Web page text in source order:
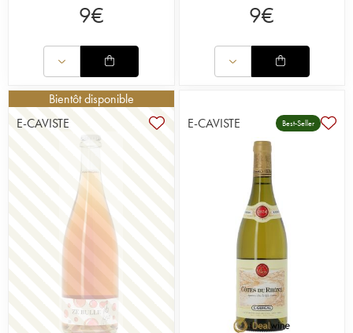
9€ 9€
Bientôt disponible
E-CAVISTE
E-CAVISTE Best-Seller